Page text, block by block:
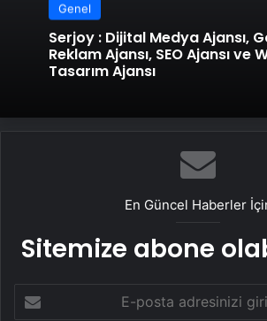
Genel
Serjoy : Dijital Medya Ajansı, Google
Reklam Ajansı, SEO Ajansı ve
Tasarım Ajansı
En Güncel Haberler
Sitemize abone
posta